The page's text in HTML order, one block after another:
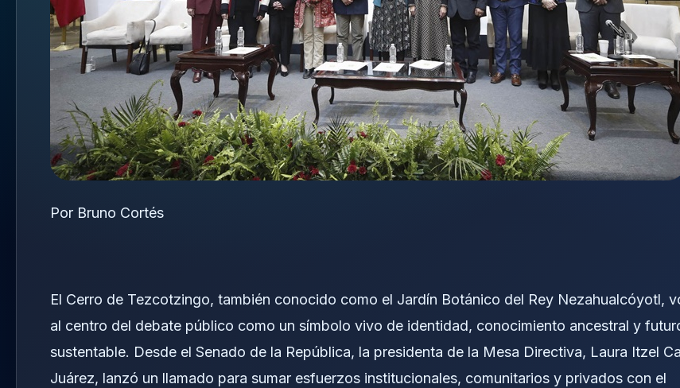
Por Bruno Cortés
El Cerro de Tezcotzingo, también conocido como el Jardín Botánico del Rey Nezahualcóyotl,
al centro del debate público como un símbolo vivo de identidad, conocimiento ancestral y
sustentable. Desde el Senado de la República, la presidenta de la Mesa Directiva, Laura Itzel
Juárez, lanzó un llamado para sumar esfuerzos institucionales, comunitarios y privados con el